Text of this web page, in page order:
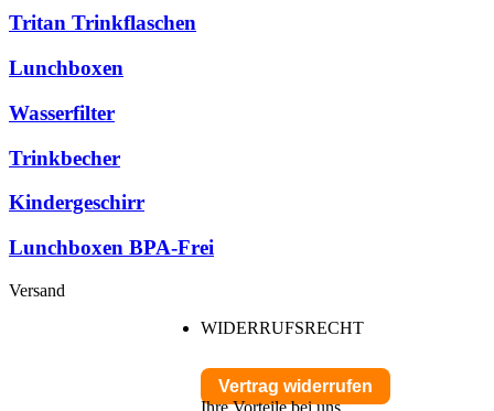
Tritan Trinkflaschen
Lunchboxen
Wasserfilter
Trinkbecher
Kindergeschirr
Lunchboxen BPA-Frei
Versand
WIDERRUFSRECHT
Vertrag widerrufen
Ihre Vorteile bei uns